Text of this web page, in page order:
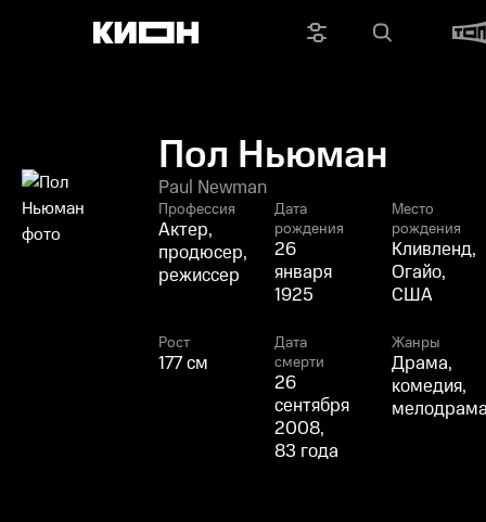
Пол Ньюман
Paul Newman
Профессия
Актер,
продюсер,
режиссер
Дата
рождения
26
января
1925
Место
рождения
Кливленд,
Огайо,
США
Рост
177 см
Дата
смерти
26
сентября
2008,
83 года
Жанры
Драма,
комедия,